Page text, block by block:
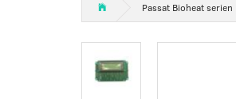
Passat Bioheat serien